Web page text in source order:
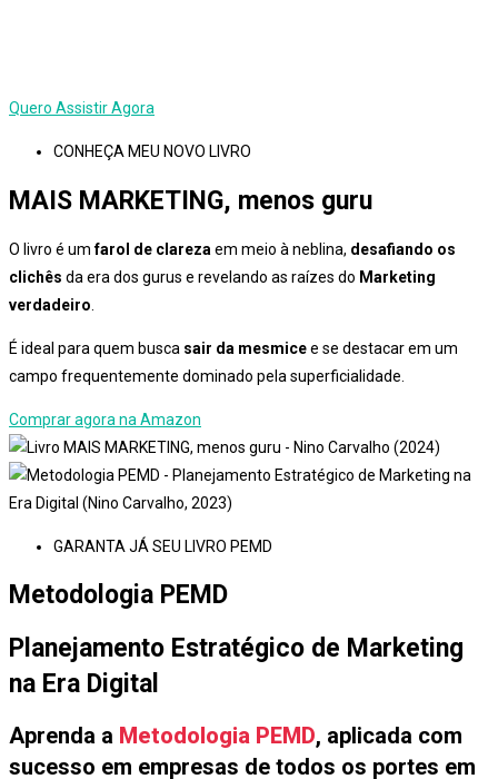
Quero Assistir Agora
CONHEÇA MEU NOVO LIVRO
MAIS MARKETING, menos guru
O livro é umfarol de clareza em meio à neblina, desafiando os
clichês da era dos gurus e revelando as raízes do Marketing
verdadeiro
É ideal para quem busca sair da mesmicee se destacar em um
campo frequentemente dominado pela superficialidade.
Comprar agora na Amazon
GARANTA JÁ SEU LIVRO PEMD
Metodologia PEMD
Planejamento Estratégico de Marketing
na Era Digital
Aprenda a Metodologia PEMD, aplicada com
sucesso em empresas de todos os portes em